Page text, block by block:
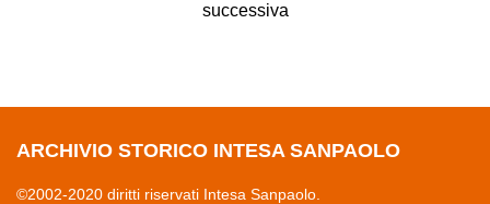
successiva
ARCHIVIO STORICO INTESA SANPAOLO
©2002-2020 diritti riservati Intesa Sanpaolo.